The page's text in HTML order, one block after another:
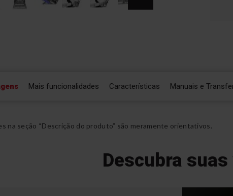
Mais funcionalidades Características Manuais e
na seção “Descrição do produto” são meramente orientativos.
Descubra